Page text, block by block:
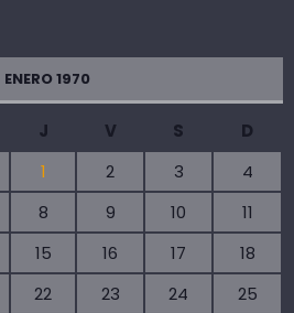
ENERO 1970
J V S
D
1
2 3
4
8 9 10
11
15 16 17
18
22 23 24
25